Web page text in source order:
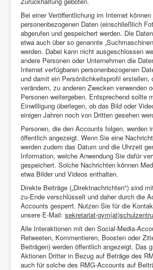
Bei einer Veröffentlichung im Internet können
personenbezogenen Daten (einschließlich
abgerufen und gespeichert werden. Die
etwa auch über so genannte
werden. Dabei kann nicht ausgeschlossen
andere Personen oder Unternehmen die
Internet verfügbaren personenbezogenen
und damit ein Persönlichkeitsprofil erstellen,
verändern, zu anderen Zwecken verwenden
Personen weitergeben. Entsprechend sollte
Einwilligung überlegen, ob das Bild oder
einigen Jahren noch von Dritten gesehen
Personen, die den Accounts folgen, werden
öffentlich angezeigt. Wenn Sie eine
werden zudem das Datum und die Uhrzeit
Information, welche Anwendung Sie dafür
gespeichert. Solche Nachrichten können
etwa Bilder und Videos enthalten.
Direkte Beiträge („Direktnachrichten") sind
zu-Ende verschlüsselt und daher durch die
Accounts gesperrt. Nutzen Sie für die
unsere E-Mail: sekretariat-
Alle Interaktionen mit den Social-Media-
Retweeten, Kommentieren, Boosten oder
Beiträgen) werden öffentlich angezeigt. Das
Aktionen Dritter in Bezug auf Beträge des
auch für solche des RMG-Accounts auf